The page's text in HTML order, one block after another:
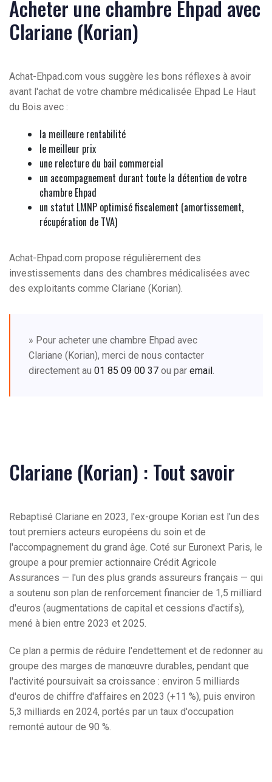
Acheter une chambre Ehpad avec
Clariane (Korian)
Achat-Ehpad.com vous suggère les bons réflexes à avoir
avant l'achat de votre chambre médicalisée Ehpad Le Haut
du Bois avec :
la meilleure rentabilité
le meilleur prix
une relecture du bail commercial
un accompagnement durant toute la détention de votre
chambre Ehpad
un statut LMNP optimisé fiscalement (amortissement,
récupération de TVA)
Achat-Ehpad.com propose régulièrement des
investissements dans des chambres médicalisées avec
des exploitants comme Clariane (Korian).
» Pour acheter une chambre Ehpad avec
Clariane (Korian), merci de nous contacter
directement au 01 85 09 00 37 ou par email .
Clariane (Korian) : Tout savoir
Rebaptisé Clariane en 2023, l'ex-groupe Korian est l'un des
tout premiers acteurs européens du soin et de
l'accompagnement du grand âge. Coté sur Euronext Paris, le
groupe a pour premier actionnaire Crédit Agricole
Assurances — l'un des plus grands assureurs français — qui
a soutenu son plan de renforcement financier de 1,5 milliard
d'euros (augmentations de capital et cessions d'actifs),
mené à bien entre 2023 et 2025.
Ce plan a permis de réduire l'endettement et de redonner au
groupe des marges de manœuvre durables, pendant que
l'activité poursuivait sa croissance : environ 5 milliards
d'euros de chiffre d'affaires en 2023 (+11 %), puis environ
5,3 milliards en 2024, portés par un taux d'occupation
remonté autour de 90 %.